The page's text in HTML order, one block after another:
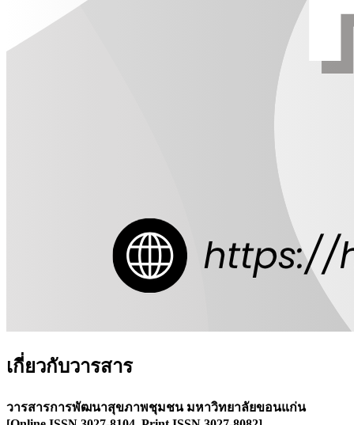
เกี่ยวกับวารสาร
วารสารการพัฒนาสุขภาพชุมชน มหาวิทยาลัยขอนแก่น